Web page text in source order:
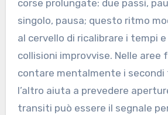
corse prolungate: due passi,
singolo, pausa; questo ritmo
al cervello di ricalibrare i tempi
collisioni improvvise. Nelle aree
contare mentalmente i secondi
l’altro aiuta a prevedere
transiti può essere il segnale